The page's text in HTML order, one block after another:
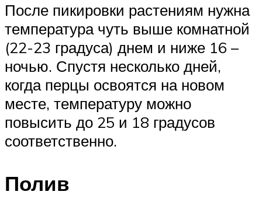
После пикировки растениям нужна
температура чуть выше комнатной
(22-23 градуса) днем и ниже 16 –
ночью. Спустя несколько дней,
когда перцы освоятся на новом
месте, температуру можно
повысить до 25 и 18 градусов
соответственно.
Полив